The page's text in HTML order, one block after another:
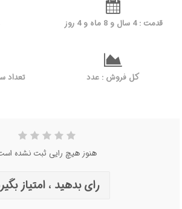
قدمت : 4 سال و 8 ماه و 4 روز
کل فروش : عدد تعداد
هنوز هیچ رایی ثبت نشده
رای بدهید ، امتیاز